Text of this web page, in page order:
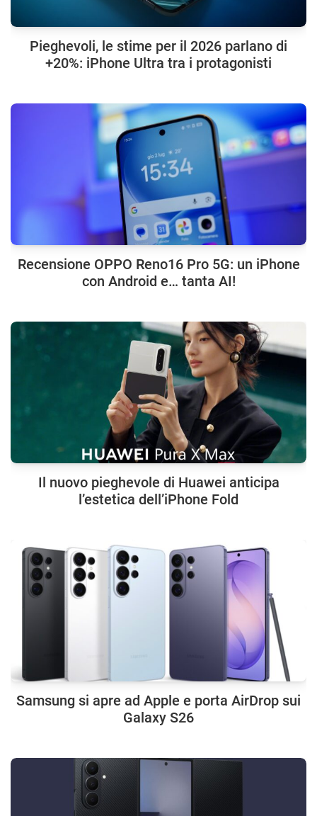
Pieghevoli, le stime per il 2026 parlano di
+20%: iPhone Ultra tra i protagonisti
Recensione OPPO Reno16 Pro 5G: un iPhone
con Android e… tanta AI!
Il nuovo pieghevole di Huawei anticipa
l’estetica dell’iPhone Fold
Samsung si apre ad Apple e porta AirDrop sui
Galaxy S26